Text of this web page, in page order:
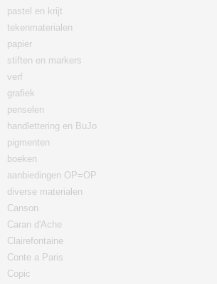
pastel en krijt
tekenmaterialen
papier
stiften en markers
verf
grafiek
penselen
handlettering en BuJo
pigmenten
boeken
aanbiedingen OP=OP
diverse materialen
Canson
Caran d'Ache
Clairefontaine
Conte a Paris
Copic